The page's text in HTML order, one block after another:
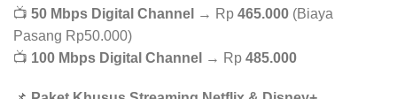
📺 50 Mbps Digital Channel → Rp 465.000 (Biaya
Pasang Rp50.000)
📺 100 Mbps Digital Channel → Rp 485.000